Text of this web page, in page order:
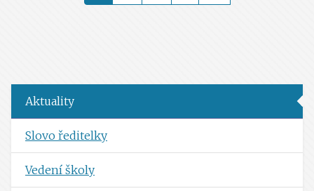
Aktuality
Slovo ředitelky
Vedení školy